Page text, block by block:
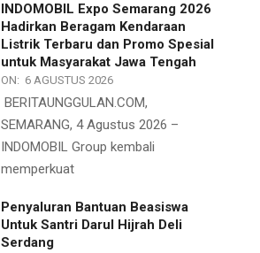
INDOMOBIL Expo Semarang 2026
Hadirkan Beragam Kendaraan
Listrik Terbaru dan Promo Spesial
untuk Masyarakat Jawa Tengah
ON: 6 AGUSTUS 2026
BERITAUNGGULAN.COM,
SEMARANG, 4 Agustus 2026 –
INDOMOBIL Group kembali
memperkuat
Penyaluran Bantuan Beasiswa
Untuk Santri Darul Hijrah Deli
Serdang